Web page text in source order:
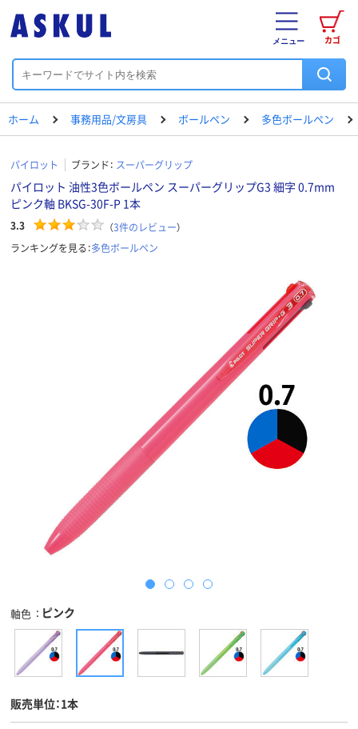
カゴ
メニュー
ホーム 事務用品/文房具 ボールペン 多色ボールペン
パイロット ブランド： スーパーグリップ
パイロット 油性3色ボールペン スーパーグリップG3 細字 0.7mm
ピンク軸 BKSG-30F-P 1本
3.3 （3件のレビュー）
ランキングを見る：多色ボールペン
軸色 ピンク
販売単位：1本